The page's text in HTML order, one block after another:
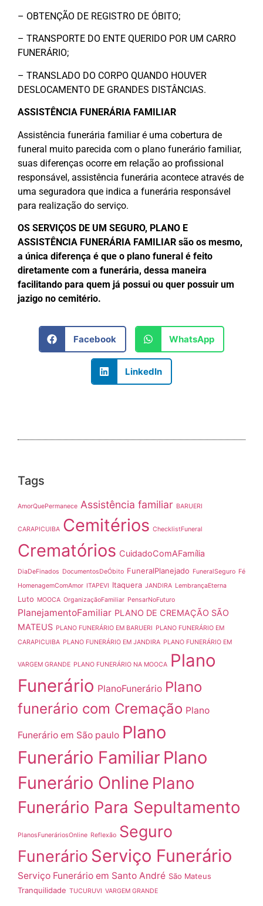
– OBTENÇÃO DE REGISTRO DE ÓBITO;
– TRANSPORTE DO ENTE QUERIDO POR UM CARRO
FUNERÁRIO;
– TRANSLADO DO CORPO QUANDO HOUVER
DESLOCAMENTO DE GRANDES DISTÂNCIAS.
ASSISTÊNCIA FUNERÁRIA FAMILIAR
Assistência funerária familiar é uma cobertura de
funeral muito parecida com o plano funerário familiar,
suas diferenças ocorre em relação ao profissional
responsável, assistência funerária acontece através de
uma seguradora que indica a funerária responsável
para realização do serviço.
OS SERVIÇOS DE UM SEGURO, PLANO E
ASSISTÊNCIA FUNERÁRIA FAMILIAR são os mesmo,
a única diferença é que o plano funeral é feito
diretamente com a funerária, dessa maneira
facilitando para quem já possui ou quer possuir um
jazigo no cemitério.
Facebook WhatsApp
LinkedIn
Tags
AmorQuePermanece Assistência familiar BARUERI
CARAPICUIBA Cemitérios ChecklistFuneral
Crematórios CuidadoComAFamília
DiaDeFinados DocumentosDeÓbito FuneralPlanejado FuneralSeguro Fé
HomenagemComAmor ITAPEVI Itaquera JANDIRA LembrançaEterna
Luto MOOCA OrganizaçãoFamiliar PensarNoFuturo
PlanejamentoFamiliar PLANO DE CREMAÇÃO SÃO
MATEUS PLANO FUNERÁRIO EM BARUERI PLANO FUNERÁRIO EM
CARAPICUIBA PLANO FUNERÁRIO EM JANDIRA PLANO FUNERÁRIO EM
VARGEM GRANDE PLANO FUNERÁRIO NA MOOCA Plano
Funerário PlanoFunerário Plano
funerário com Cremação Plano
Funerário em São paulo Plano
Funerário Familiar Plano
Funerário Online Plano
Funerário Para Sepultamento
PlanosFuneráriosOnline Reflexão Seguro
Funerário Serviço Funerário
Serviço Funerário em Santo André São Mateus
Tranquilidade TUCURUVI VARGEM GRANDE